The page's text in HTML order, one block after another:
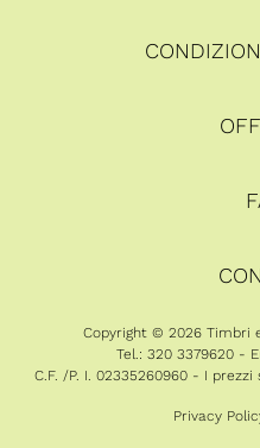
Copyright © 2026 Timbri
Tel.: 320 3379620 -
C.F. /P. I. 02335260960 - I prezzi
Privacy